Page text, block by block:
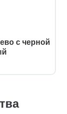
с черной